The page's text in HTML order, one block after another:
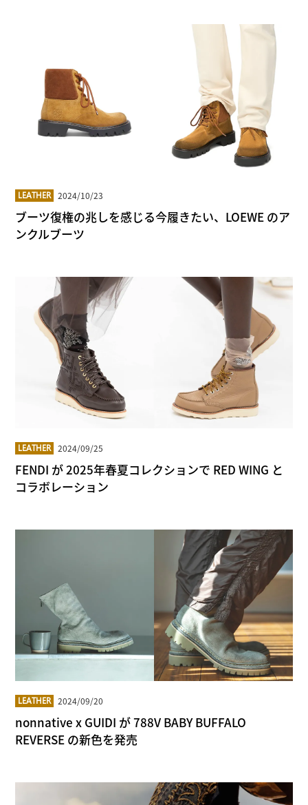
LEATHER 2024/10/23
ブーツ復権の兆しを感じる今履きたい、LOEWE のア
ンクルブーツ
LEATHER 2024/09/25
FENDI が 2025年春夏コレクションで RED WING と
コラボレーション
LEATHER 2024/09/20
nonnative x GUIDI が 788V BABY BUFFALO
REVERSE の新色を発売